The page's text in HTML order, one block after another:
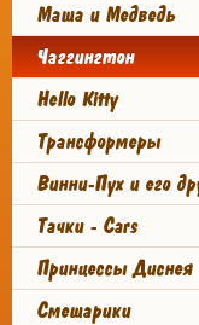
Маша и Медведь
Чаггингтон
Hello Kitty
Трансформеры
Винни-Пух и его
Тачки - Cars
Принцессы Диснея
Смешарики